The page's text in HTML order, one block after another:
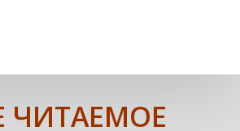
ЧИТАЕМОЕ